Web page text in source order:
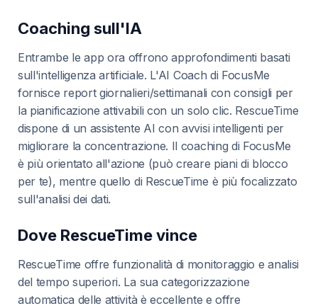
Coaching sull'IA
Entrambe le app ora offrono approfondimenti basati
sull'intelligenza artificiale. L'AI Coach di FocusMe
fornisce report giornalieri/settimanali con consigli per
la pianificazione attivabili con un solo clic. RescueTime
dispone di un assistente AI con avvisi intelligenti per
migliorare la concentrazione. Il coaching di FocusMe
è più orientato all'azione (può creare piani di blocco
per te), mentre quello di RescueTime è più focalizzato
sull'analisi dei dati.
Dove RescueTime vince
RescueTime offre funzionalità di monitoraggio e analisi
del tempo superiori. La sua categorizzazione
automatica delle attività è eccellente e offre